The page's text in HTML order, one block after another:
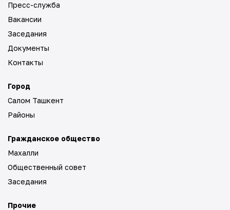
Пресс-служба
Вакансии
Заседания
Документы
Контакты
Город
Салом Ташкент
Районы
Гражданское общество
Махалли
Общественный совет
Заседания
Прочие